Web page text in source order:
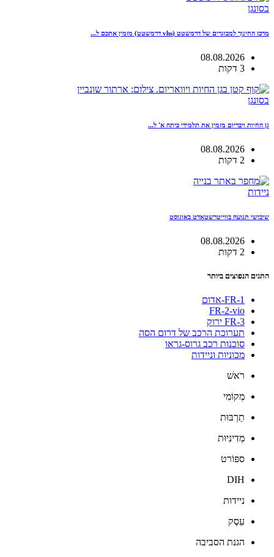
בסונגן
מרכז החינוך למבוגרים של דרמשטט (vhs דרמשטט) מזמין אתכם ל...
08.08.2026
3 דקות
בסונגן
גן החיות ויבריום מזמין את תלמידי כיתה א' ל...
08.08.2026
2 דקות
ניידות
שיבושי תנועה בווייטרשטאדט באוגוסט
08.08.2026
2 דקות
התגים הנפוצים ביותר
FR-1-אדום
FR-2-vio
FR-3 ירוק
תערוכת הרכב של דרום הסה
סוכנות רכב גרוס-גראו
מכוניות וניידות
רֹאשׁ
מְקוֹמִי
תַרְבּוּת
מְדִינִיוּת
ספּוֹרט
DIH
ניידות
עֵסֶק
הגנת הסביבה